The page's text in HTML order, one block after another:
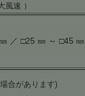
風速 ）
／ □25 ㎜ ～ □45 ㎜
合があります)